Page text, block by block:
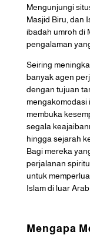
Mengunjungi
Masjid Biru, dan
ibadah umroh di
pengalaman
Seiring
banyak agen
dengan tujuan
mengakomodasi
membuka
segala
hingga sejarah
Bagi mereka
perjalanan
untuk
Islam di luar Arab
Mengapa